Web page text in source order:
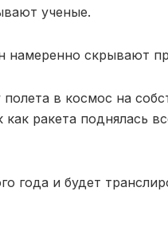
ученые.
скрывают
в космос на
ракета поднялась
года и будет